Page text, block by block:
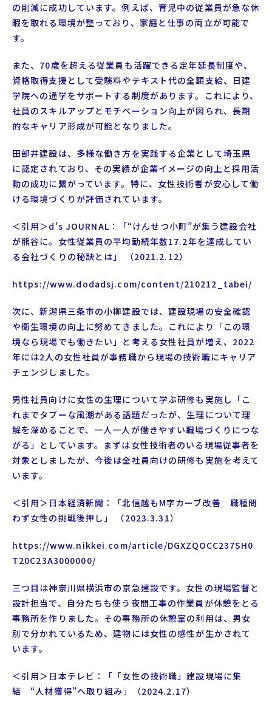
の削減に成功しています。例えば、育児中の従業員が急な休
暇を取れる環境が整っており、家庭と仕事の両立が可能で
す。
また、70歳を超える従業員も活躍できる定年延長制度や、
資格取得支援として受験料やテキスト代の全額支給、日建
学院への通学をサポートする制度があります。これにより、
社員のスキルアップとモチベーション向上が図られ、長期
的なキャリア形成が可能となりました。
田部井建設は、多様な働き方を実践する企業として埼玉県
に認定されており、その実績が企業イメージの向上と採用活
動の成功に繋がっています。特に、女性技術者が安心して働
ける環境づくりが評価されています。
＜引用＞d’s JOURNAL：「“けんせつ小町”が集う建設会社
が熊谷に。女性従業員の平均勤続年数17.2年を達成してい
る会社づくりの秘訣とは」 （2021.2.12）
https://www.dodadsj.com/content/210212_tabei/
次に、新潟県三条市の小柳建設では、建設現場の安全確認
や衛生環境の向上に努めてきました。これにより「この環
境なら現場でも働きたい」と考える女性社員が増え、2022
年には2人の女性社員が事務職から現場の技術職にキャリア
チェンジしました。
男性社員向けに女性の生理について学ぶ研修も実施し「こ
れまでタブーな風潮がある話題だったが、生理について理
解を深めることで、一人一人が働きやすい職場づくりにつな
がる」としています。まずは女性技術者のいる現場従事者を
対象としましたが、今後は全社員向けの研修も実施を考えて
います。
＜引用＞日本経済新聞：「北信越もM字カーブ改善 職種問
わず女性の挑戦後押し」 （2023.3.31）
https://www.nikkei.com/article/DGXZQOCC237SH0
T20C23A3000000/
三つ目は神奈川県横浜市の京急建設です。女性の現場監督と
設計担当で、自分たちも使う夜間工事の作業員が休憩をとる
事務所を作りました。その事務所の休憩室の利用は、男女
別で分かれているため、建物には女性の感性が生かされて
います。
＜引用＞日本テレビ：「「女性の技術職」建設現場に集
結 “人材獲得”へ取り組み」（2024.2.17）